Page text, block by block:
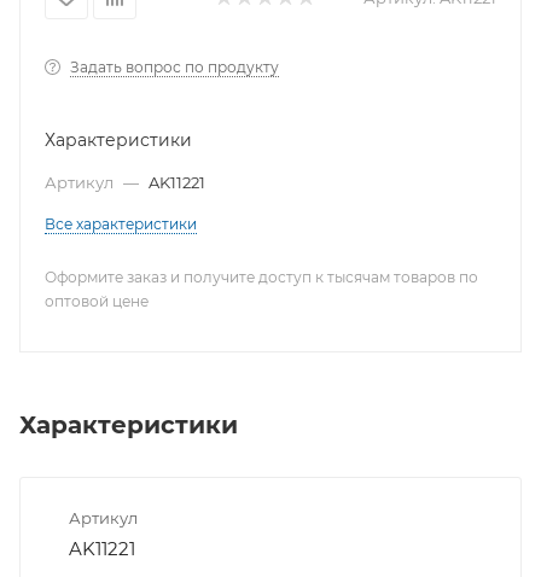
Задать вопрос по продукту
Характеристики
Артикул — AK11221
Все характеристики
Оформите заказ и получите доступ к тысячам товаров по
оптовой цене
Характеристики
Артикул
AK11221